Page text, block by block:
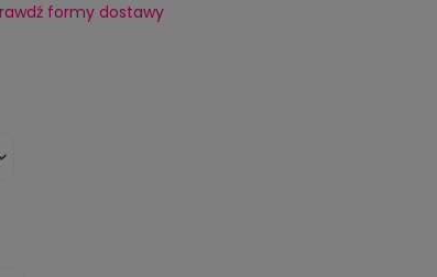
formy dostawy